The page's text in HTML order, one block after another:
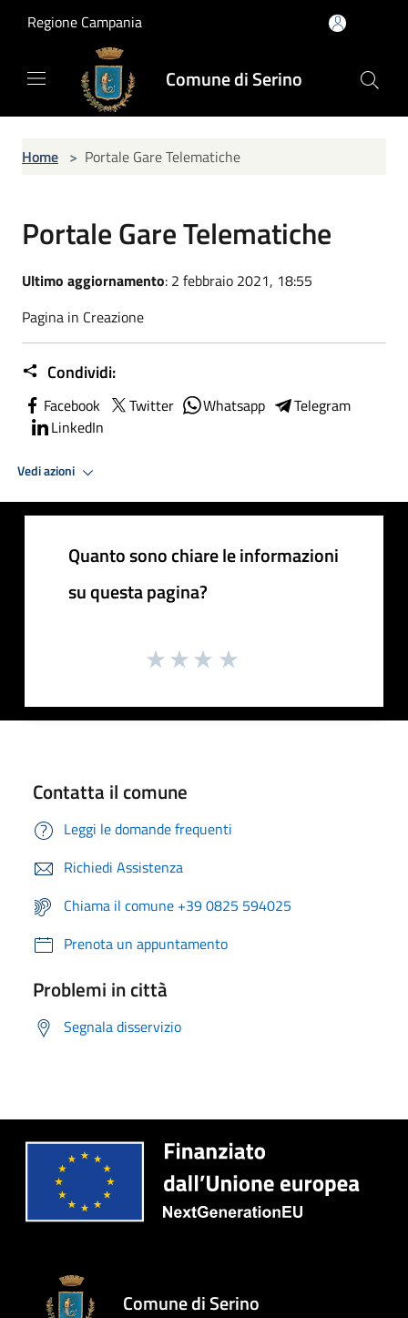
Regione Campania
Comune di Serino
Home > Portale Gare Telematiche
Portale Gare Telematiche
Ultimo aggiornamento: 2 febbraio 2021, 18:55
Pagina in Creazione
Condividi:
Facebook Twitter Whatsapp
Telegram
LinkedIn
Vedi azioni
Quanto sono chiare le informazioni
su questa pagina?
Contatta il comune
Leggi le domande frequenti
Richiedi Assistenza
Chiama il comune +39 0825 594025
Prenota un appuntamento
Problemi in città
Segnala disservizio
Comune di Serino